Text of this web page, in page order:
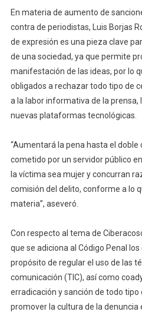
En materia de aumento de
contra de periodistas, Luis Borjas
de expresión es una pieza clave
de una sociedad, ya que permite
manifestación de las ideas, por lo
obligados a rechazar todo tipo de
a la labor informativa de la prensa,
nuevas plataformas tecnológicas.
“Aumentará la pena hasta el
cometido por un servidor público
la víctima sea mujer y concurran
comisión del delito, conforme a lo
materia”, aseveró.
Con respecto al tema de
que se adiciona al Código Penal
propósito de regular el uso de las
comunicación (TIC), así como
erradicación y sanción de todo tipo
promover la cultura de la denuncia